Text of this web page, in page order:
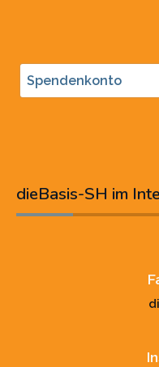
Spendenkonto
dieBasis-SH im